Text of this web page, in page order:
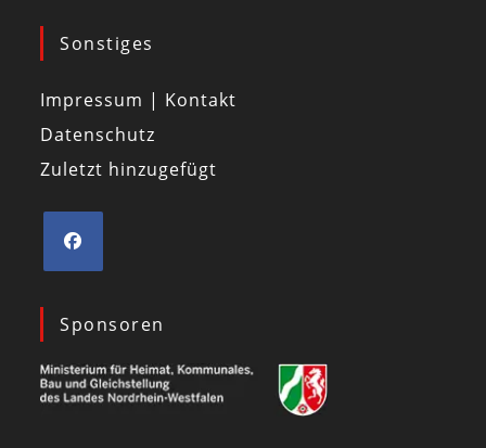
Sonstiges
Impressum | Kontakt
Datenschutz
Zuletzt hinzugefügt
Sponsoren